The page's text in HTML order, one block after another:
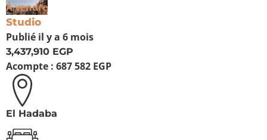
À vendre
Studio
Publié il y a 6 mois
3,437,910 EGP
Acompte : 687 582 EGP
El Hadaba